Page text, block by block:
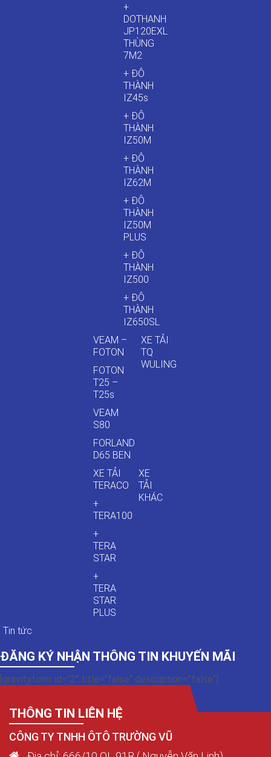
+
DOTHANH
JP120EXL
THÙNG
7M2
+ ĐÔ
THÀNH
IZ45s
+ ĐÔ
THÀNH
IZ50M
+ ĐÔ
THÀNH
IZ62M
+ ĐÔ
THÀNH
IZ50M
PLUS
+ ĐÔ
THÀNH
IZ500
+ ĐÔ
THÀNH
IZ650SL
VEAM –
FOTON
FOTON
T25 –
T25s
VEAM
S80
FORLAND
D65 BEN
XE TẢI
TQ
WULING
XE TẢI
TERACO
+
TERA100
+
TERA
STAR
+
TERA
STAR
PLUS
XE
TẢI
KHÁC
Tin tức
ĐĂNG KÝ NHẬN THÔNG TIN KHUYẾN MÃI
[gravityform id="2" title="false" description="false"]
THÔNG TIN LIÊN HỆ
CÔNG TY TNHH ÔTÔ TRƯỜNG VŨ